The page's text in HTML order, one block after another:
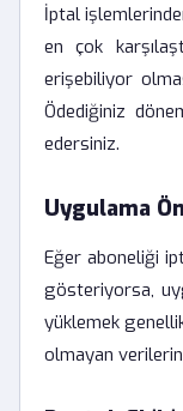
İptal
en çok
erişebiliyor
Ödediğiniz
edersiniz.
Uygulama
Eğer aboneliği
gösteriyorsa,
yüklemek
olmayan